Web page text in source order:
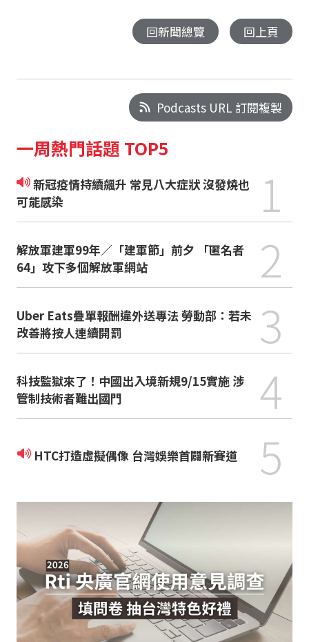
回新聞總覽 回上頁
Podcasts URL 訂閱複製
一周熱門話題 TOP5
新冠疫情持續飆升 常見八大症狀 沒發燒也
可能感染
1
解放軍建軍99年／「建軍節」前夕 「匿名者
64」攻下多個解放軍網站
2
Uber Eats疊單報酬違外送專法 勞動部：若未
改善將按人連續開罰
3
科技監獄來了！中國出入境新規9/15實施 涉
管制技術者難出國門
4
HTC打造虛擬偶像 台灣娛樂首闢新賽道 5